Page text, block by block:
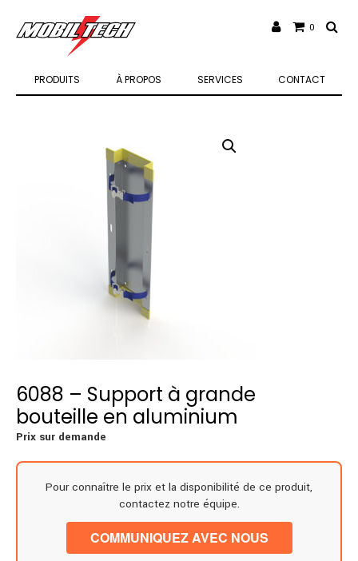
PRODUITS À PROPOS SERVICES CONTACT
0
6088 – Support à grande
bouteille en aluminium
Prix sur demande
Pour connaître le prix et la disponibilité de ce produit,
contactez notre équipe.
COMMUNIQUEZ AVEC NOUS